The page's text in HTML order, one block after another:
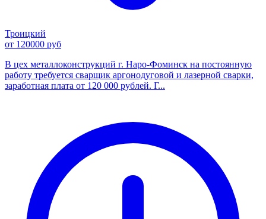
Троицкий
от 120000 руб
В цех металлоконструкций г. Наро-Фоминск на постоянную
работу требуется сварщик аргонодуговой и лазерной сварки,
заработная плата от 120 000 рублей. Г...